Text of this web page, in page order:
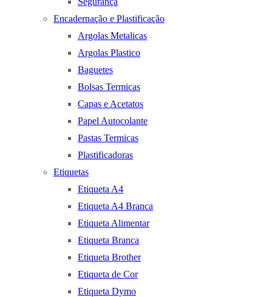
Encadernação e Plastificação
Argolas Metalicas
Argolas Plastico
Baguetes
Bolsas Termicas
Capas e Acetatos
Papel Autocolante
Pastas Termicas
Plastificadoras
Etiquetas
Etiqueta A4
Etiqueta A4 Branca
Etiqueta Alimentar
Etiqueta Branca
Etiqueta Brother
Etiqueta de Cor
Etiqueta Dymo